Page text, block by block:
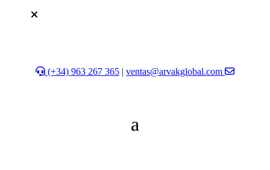
(+34) 963 267 365 | ventas@arvakglobal.com